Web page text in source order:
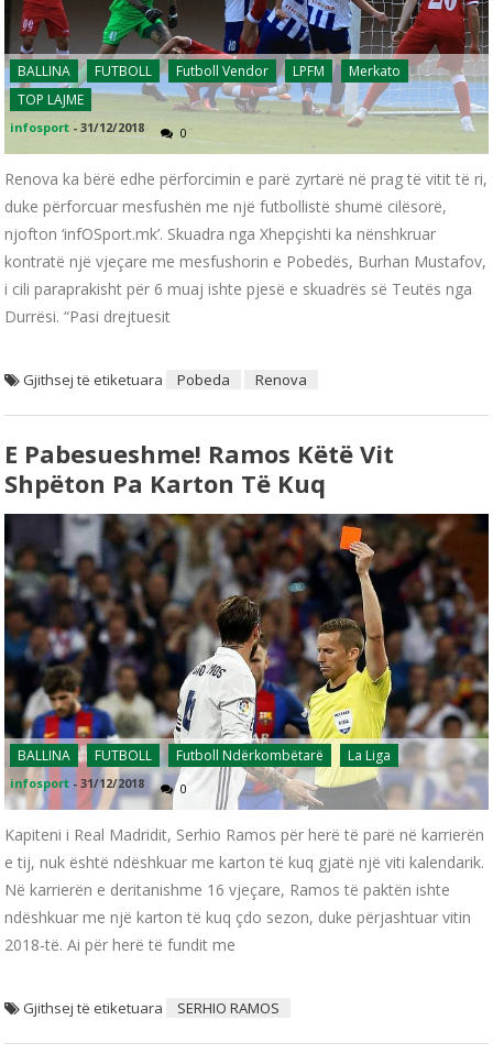
BALLINA FUTBOLL Futboll Vendor LPFM
Merkato
TOP LAJME
infosport -31/12/2018 0
Renova ka bërë edhe përforcimin e parë zyrtarë në prag të vitit të ri,
duke përforcuar mesfushën me një futbollistë shumë cilësorë,
njofton ‘infOSport.mk’. Skuadra nga Xhepçishti ka nënshkruar
kontratë një vjeçare me mesfushorin e Pobedës, Burhan Mustafov,
i cili paraprakisht për 6 muaj ishte pjesë e skuadrës së Teutës nga
Durrësi. “Pasi drejtuesit
Gjithsej të etiketuara Pobeda Renova
E Pabesueshme! Ramos Këtë Vit
Shpëton Pa Karton Të Kuq
BALLINA FUTBOLL Futboll Ndërkombëtarë La Liga
infosport -31/12/2018 0
Kapiteni i Real Madridit, Serhio Ramos për herë të parë në karrierën
e tij, nuk është ndëshkuar me karton të kuq gjatë një viti kalendarik.
Në karrierën e deritanishme 16 vjeçare, Ramos të paktën ishte
ndëshkuar me një karton të kuq çdo sezon, duke përjashtuar vitin
2018-të. Ai për herë të fundit me
Gjithsej të etiketuara SERHIO RAMOS